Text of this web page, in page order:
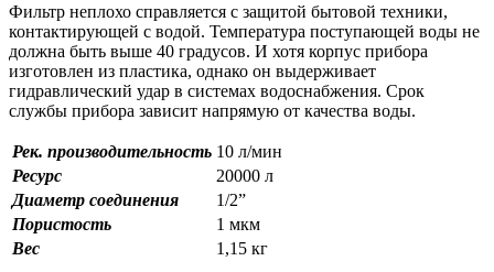
Фильтр неплохо справляется с защитой бытовой техники,
контактирующей с водой. Температура поступающей воды не
должна быть выше 40 градусов. И хотя корпус прибора
изготовлен из пластика, однако он выдерживает
гидравлический удар в системах водоснабжения. Срок
службы прибора зависит напрямую от качества воды.
Рек. производительность 10 л/мин
Ресурс
20000 л
Диаметр соединения
1/2”
Пористость
1 мкм
Вес
1,15 кг